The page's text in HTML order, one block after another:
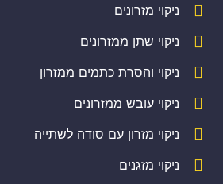
ניקוי מזרונים
ניקוי שתן ממזרונים
ניקוי והסרת כתמים ממזרון
ניקוי עובש ממזרונים
ניקוי מזרון עם סודה לשתייה
ניקוי מזגנים